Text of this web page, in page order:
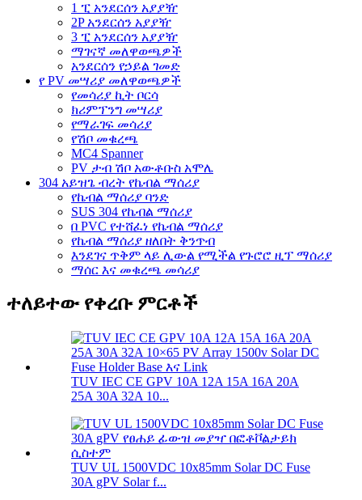
1 ፒ አንደርሰን አያያዥ
2P አንደርሰን አያያዥ
3 ፒ አንደርሰን አያያዥ
ማገናኛ መለዋወጫዎች
አንደርሰን የኃይል ገመድ
የ PV መሣሪያ መለዋወጫዎች
የመሳሪያ ኪት ቦርሳ
ክሪምፕንግ መሣሪያ
የማራገፍ መሳሪያ
የሽቦ መቁረጫ
MC4 Spanner
PV ታብ ሽቦ አውቶቡስ አሞሌ
304 አይዝጌ ብረት የኬብል ማሰሪያ
የኬብል ማሰሪያ ባንድ
SUS 304 የኬብል ማሰሪያ
በ PVC የተሸፈነ የኬብል ማሰሪያ
የኬብል ማሰሪያ ዘለበት ቅንጥብ
እንደገና ጥቅም ላይ ሊውል የሚችል የጉሮሮ ዚፕ ማሰሪያ
ማሰር እና መቁረጫ መሳሪያ
ተለይተው የቀረቡ ምርቶች
TUV IEC CE GPV 10A 12A 15A 16A 20A
25A 30A 32A 10...
TUV UL 1500VDC 10x85mm Solar DC Fuse
30A gPV Solar f...